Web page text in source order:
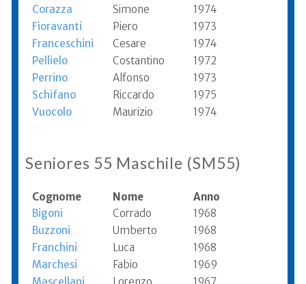
Corazza
Simone
1974
Fioravanti
Piero
1973
Franceschini
Cesare
1974
Pellielo
Costantino
1972
Perrino
Alfonso
1973
Schifano
Riccardo
1975
Vuocolo
Maurizio 1974
Seniores 55 Maschile (SM55)
Cognome Nome
Anno
Bigoni
Corrado
1968
Buzzoni
Umberto
1968
Franchini
Luca
1968
Marchesi
Fabio
1969